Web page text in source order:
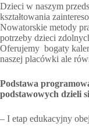
Dzieci w naszym
kształtowania
Nowatorskie metody
potrzeby dzieci
Oferujemy bogaty
naszej placówki ale
Podstawa
podstawowych dzieli
– I etap edukacyjny